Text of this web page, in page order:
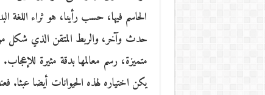
الحاسم فيها، حسب رأينا، هو ثراء اللغة
حدث وآخر، والربط المتقن الذي شكل من
متميزة، رسم معالمها بدقة مثيرة
يكن اختياره لهذه الحيوانات أيضا